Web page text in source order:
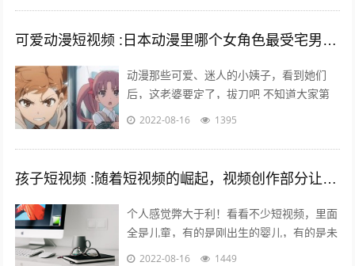
可爱动漫短视频 :日本动漫里哪个女角色最受宅男们的喜爱欢迎？
动漫那些可爱、迷人的小姨子，看到她们
后，这老婆要定了，拔刀吧 不知道大家第
一次接触动漫是什么时候，绝大多数的老漫
吧...
2022-08-16 1395
孩子短视频 :随着短视频的崛起，视频创作部分让儿童入境，这对孩子是否有利？
个人感觉弊大于利！看看不少短视频，里面
全是儿童，有的是刚出生的婴儿，有的是未
上幼儿园的幼儿，有的是幼儿园的孩子，还
2022-08-16 1449